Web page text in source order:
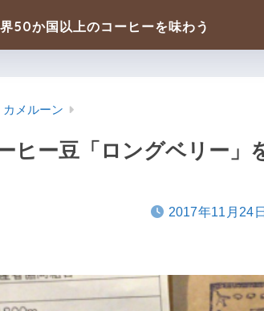
カメルーン
ヒー豆「ロングベリー」
2017年11月24日